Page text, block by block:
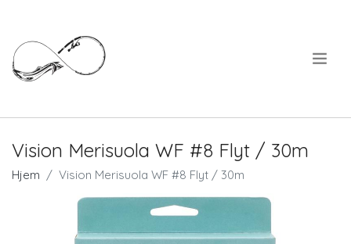
Vision Merisuola WF #8 Flyt / 30m
Hjem Vision Merisuola WF #8 Flyt / 30m